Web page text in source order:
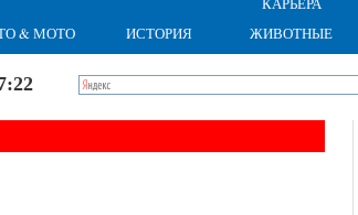
& МОТО ИСТОРИЯ ЖИВОТНЫЕ